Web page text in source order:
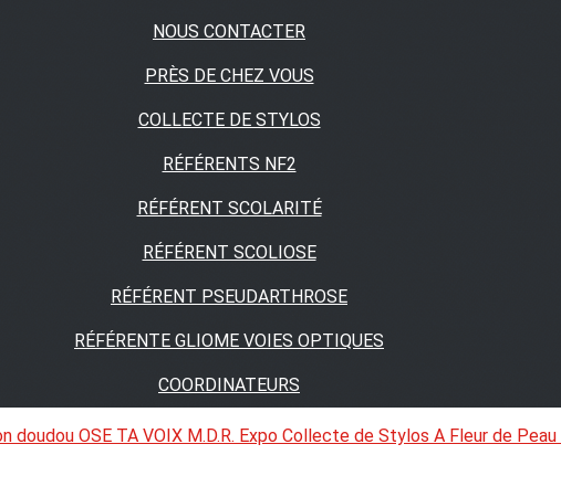
NOUS CONTACTER
PRÈS DE CHEZ VOUS
COLLECTE DE STYLOS
RÉFÉRENTS NF2
RÉFÉRENT SCOLARITÉ
RÉFÉRENT SCOLIOSE
RÉFÉRENT PSEUDARTHROSE
RÉFÉRENTE GLIOME VOIES OPTIQUES
COORDINATEURS
doudou OSE TA VOIX M.D.R. Expo Collecte de Stylos A Fleur de Peau